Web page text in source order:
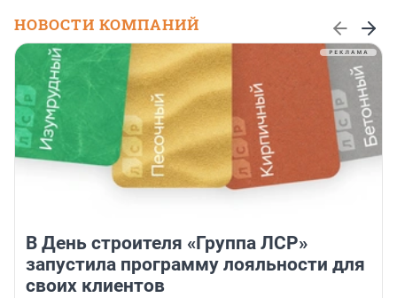
НОВОСТИ КОМПАНИЙ
В День строителя «Группа ЛСР»
запустила программу лояльности для
своих клиентов